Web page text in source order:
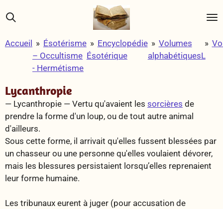
Passer
au
principal
Accueil » Ésotérisme
– Occultisme
- Hermétisme
» Encyclopédie
Ésotérique
» Volumes
alphabétiques
»
L
Lycanthropie
— Lycanthropie — Vertu qu'avaient les sorcières de
prendre la forme d'un loup, ou de tout autre animal
d'ailleurs.
Sous cette forme, il arrivait qu'elles fussent blessées par
un chasseur ou une personne qu'elles voulaient dévorer,
mais les blessures persistaient lorsqu’elles reprenaient
leur forme humaine.
Les tribunaux eurent à juger (pour accusation de